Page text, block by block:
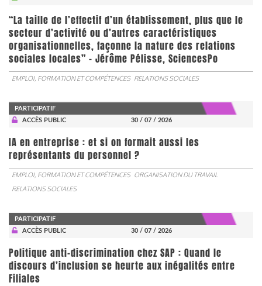
“La taille de l’effectif d’un établissement, plus que le
secteur d’activité ou d’autres caractéristiques
organisationnelles, façonne la nature des relations
sociales locales” - Jérôme Pélisse, SciencesPo
EMPLOI, FORMATION ET COMPÉTENCES RELATIONS SOCIALES
PARTICIPATIF
ACCÈS PUBLIC
30 / 07 / 2026
IA en entreprise : et si on formait aussi les
représentants du personnel ?
EMPLOI, FORMATION ET COMPÉTENCES ORGANISATION DU TRAVAIL
RELATIONS SOCIALES
PARTICIPATIF
ACCÈS PUBLIC
30 / 07 / 2026
Politique anti-discrimination chez SAP : Quand le
discours d’inclusion se heurte aux inégalités entre
Filiales